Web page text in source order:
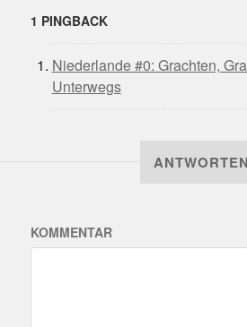
1 PINGBACK
Niederlande #0: Grachten,
Unterwegs
ANTWORTEN
KOMMENTAR